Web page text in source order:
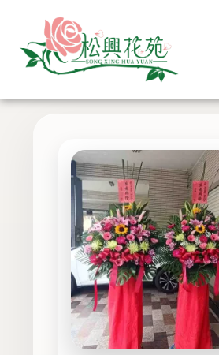
顯示所有 12 筆結果
排
序：
低
至